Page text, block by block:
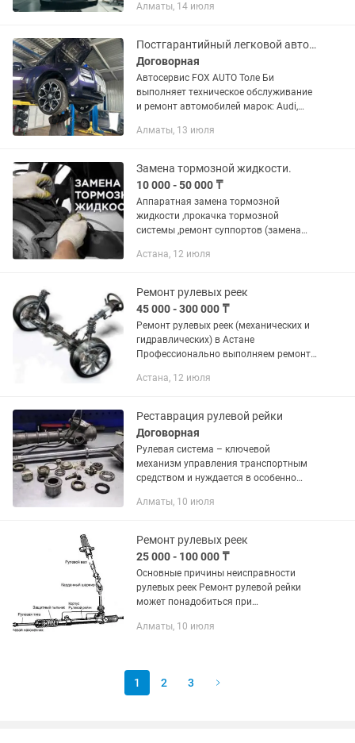
(Гарантия 50 тыс. км) -Ремонт
Алматы, 14 июля
Постгарантийный легковой автосервис
Договорная
Автосервис FOX AUTO Толе Би
выполняет техническое обслуживание
и ремонт автомобилей марок: Audi,
Daewoo, EXEED, FAW, Fiat, Ford, GAZ,
Алматы, 13 июля
Замена тормозной жидкости.
10 000 - 50 000 ₸
Аппаратная замена тормозной
жидкости ,прокачка тормозной
системы ,ремонт суппортов (замена
дисков со сьемом и без сьема .Полный
тормозной...
Астана, 12 июля
Ремонт рулевых реек
45 000 - 300 000 ₸
Ремонт рулевых реек (механических и
гидравлических) в Астане
Профессионально выполняем ремонт
механических и гидравлических.
коммерческие...
Астана, 12 июля
Реставрация рулевой рейки
Договорная
Рулевая система – ключевой
механизм управления транспортным
средством и нуждается в особенно
ее состояния.
Алматы, 10 июля
Ремонт рулевых реек
25 000 - 100 000 ₸
Основные причины неисправности
рулевых реек Ремонт рулевой рейки
может понадобиться при
Течь рулевой рейки. Как правило,
Алматы, 10 июля
1 2 3